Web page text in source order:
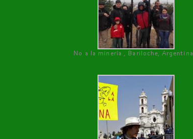
No a la minería , Bariloche, Argentina